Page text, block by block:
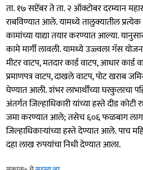
ता. १७ सप्टेंबर ते ता. २ ऑक्टोबर दरम्यान
राबविण्यात आले. यामध्ये तालुक्यातील प्रत्येक
कामांच्या याद्या तयार करण्यात आल्या.
कामे मार्गी लावली. यामध्ये उज्ज्वला गॅस
मीटर वाटप, मतदार कार्ड वाटप, आधार कार्ड
प्रमाणपत्र वाटप, दाखले वाटप, पोट खराब
घेण्यात आली. शंभर लाभार्थींच्या घरकुलाचा
अंतर्गत जिल्हाधिकारी यांच्या हस्ते दीड कोटी
जमा करण्यात आले; तसेच ६०६ फळबाग
जिल्हाधिकाऱ्यांच्या हस्ते देण्यात आले. पाच
दहा लाख रुपयांचा निधी देण्यात आला.